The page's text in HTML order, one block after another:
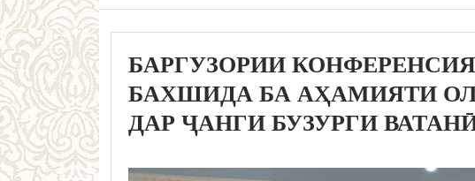
БАРГУЗОРИИ
БАХШИДА БА АҲАМИЯТИ
ДАР ҶАНГИ БУЗУРГИ